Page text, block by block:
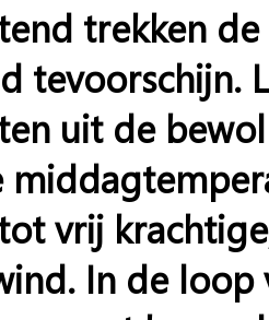
trekken
tevoorschijn.
uit de
vrij
In de